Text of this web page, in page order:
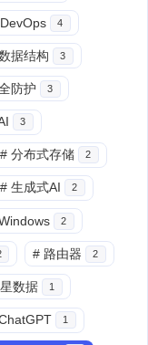
DevOps 4
据结构 3
防护 3
3
# 分布式存储 2
# 生成式AI 2
2
# 路由器 2
数据 1
1